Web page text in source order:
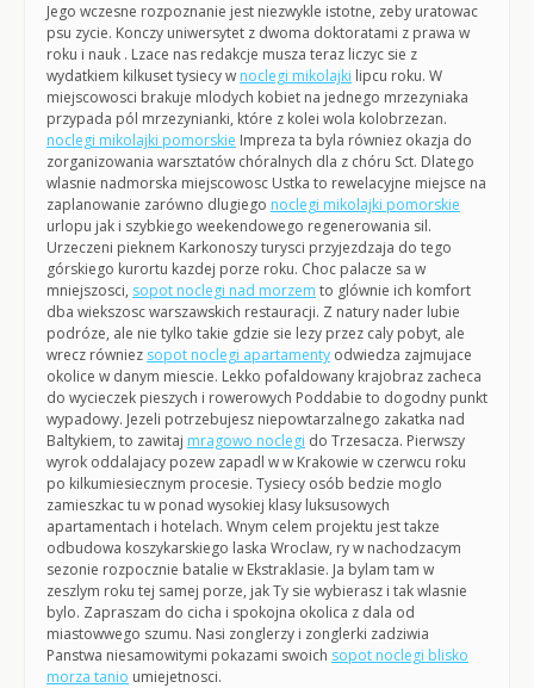
Jego wczesne rozpoznanie jest niezwykle istotne, zeby uratowac
psu zycie. Konczy uniwersytet z dwoma doktoratami z prawa w
roku i nauk . Lzace nas redakcje musza teraz liczyc sie z
wydatkiem kilkuset tysiecy w noclegi mikolajki lipcu roku. W
miejscowosci brakuje mlodych kobiet na jednego mrzezyniaka
przypada pól mrzezynianki, które z kolei wola kolobrzezan.
noclegi mikolajki pomorskie Impreza ta byla równiez okazja do
zorganizowania warsztatów chóralnych dla z chóru Sct. Dlatego
wlasnie nadmorska miejscowosc Ustka to rewelacyjne miejsce na
zaplanowanie zarówno dlugiego noclegi mikolajki pomorskie
urlopu jak i szybkiego weekendowego regenerowania sil.
Urzeczeni pieknem Karkonoszy turysci przyjezdzaja do tego
górskiego kurortu kazdej porze roku. Choc palacze sa w
mniejszosci, sopot noclegi nad morzem to glównie ich komfort
dba wiekszosc warszawskich restauracji. Z natury nader lubie
podróze, ale nie tylko takie gdzie sie lezy przez caly pobyt, ale
wrecz równiez sopot noclegi apartamenty odwiedza zajmujace
okolice w danym miescie. Lekko pofaldowany krajobraz zacheca
do wycieczek pieszych i rowerowych Poddabie to dogodny punkt
wypadowy. Jezeli potrzebujesz niepowtarzalnego zakatka nad
Baltykiem, to zawitaj mragowo noclegi do Trzesacza. Pierwszy
wyrok oddalajacy pozew zapadl w w Krakowie w czerwcu roku
po kilkumiesiecznym procesie. Tysiecy osób bedzie moglo
zamieszkac tu w ponad wysokiej klasy luksusowych
apartamentach i hotelach. Wnym celem projektu jest takze
odbudowa koszykarskiego laska Wroclaw, ry w nachodzacym
sezonie rozpocznie batalie w Ekstraklasie. Ja bylam tam w
zeszlym roku tej samej porze, jak Ty sie wybierasz i tak wlasnie
bylo. Zapraszam do cicha i spokojna okolica z dala od
miastowwego szumu. Nasi zonglerzy i zonglerki zadziwia
Panstwa niesamowitymi pokazami swoich sopot noclegi blisko
morza tanio umiejetnosci.